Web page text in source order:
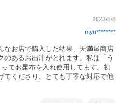
2023/8/8
myu********
なお店で購入した結果、天満屋商店
あるお出汁がとれます。私は「う
てお昆布を入れ使用してます。初
てくださり、とても丁寧な対応で他